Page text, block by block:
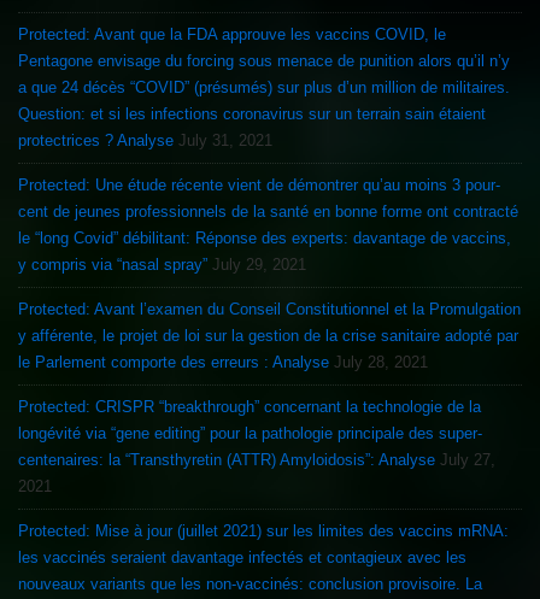
Protected: Avant que la FDA approuve les vaccins COVID, le
Pentagone envisage du forcing sous menace de punition alors qu’il n’y
a que 24 décès “COVID” (présumés) sur plus d’un million de militaires.
Question: et si les infections coronavirus sur un terrain sain étaient
protectrices ? Analyse July 31, 2021
Protected: Une étude récente vient de démontrer qu’au moins 3 pour-
cent de jeunes professionnels de la santé en bonne forme ont contracté
le “long Covid” débilitant: Réponse des experts: davantage de vaccins,
y compris via “nasal spray” July 29, 2021
Protected: Avant l’examen du Conseil Constitutionnel et la Promulgation
y afférente, le projet de loi sur la gestion de la crise sanitaire adopté par
le Parlement comporte des erreurs : Analyse July 28, 2021
Protected: CRISPR “breakthrough” concernant la technologie de la
longévité via “gene editing” pour la pathologie principale des super-
centenaires: la “Transthyretin (ATTR) Amyloidosis”: Analyse July 27,
2021
Protected: Mise à jour (juillet 2021) sur les limites des vaccins mRNA:
les vaccinés seraient davantage infectés et contagieux avec les
nouveaux variants que les non-vaccinés: conclusion provisoire. La